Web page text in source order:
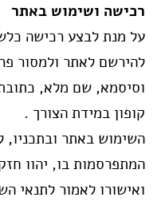
רכישה ושימוש באתר
על מנת לבצע רכישה
להירשם לאתר ולמסור
וסיסמא, שם מלא,
קופון במידת הצורך .
השימוש באתר ובתכניו,
המתפרסמות בו, יהוו
ואישורו לאמור לתנאי